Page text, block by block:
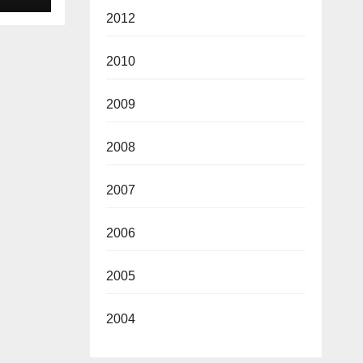
2012
2010
2009
2008
2007
2006
2005
2004